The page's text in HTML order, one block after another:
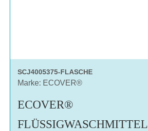
SCJ4005375-FLASCHE
Marke: ECOVER®
ECOVER®
FLÜSSIGWASCHMITTEL